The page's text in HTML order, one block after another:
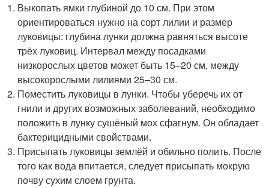
Выкопать ямки глубиной до 10 см. При этом
ориентироваться нужно на сорт лилии и размер
луковицы: глубина лунки должна равняться высоте
трёх луковиц. Интервал между посадками
низкорослых цветов может быть 15–20 см, между
высокорослыми лилиями 25–30 см.
Поместить луковицы в лунки. Чтобы уберечь их от
гнили и других возможных заболеваний, необходимо
положить в лунку сушёный мох сфагнум. Он обладает
бактерицидными свойствами.
Присыпать луковицы землёй и обильно полить. После
того как вода впитается, следует присыпать мокрую
почву сухим слоем грунта.